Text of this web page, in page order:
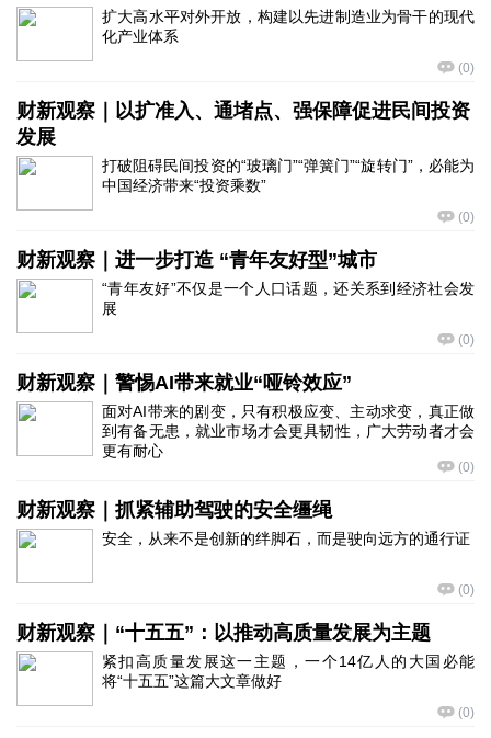
扩大高水平对外开放，构建以先进制造业为骨干的现代
化产业体系
(0)
财新观察｜以扩准入、通堵点、强保障促进民间投资
发展
打破阻碍民间投资的“玻璃门”“弹簧门”“旋转门”，必能为
中国经济带来“投资乘数”
(0)
财新观察｜进一步打造 “青年友好型”城市
“青年友好”不仅是一个人口话题，还关系到经济社会发
展
(0)
财新观察｜警惕AI带来就业“哑铃效应”
面对AI带来的剧变，只有积极应变、主动求变，真正做
到有备无患，就业市场才会更具韧性，广大劳动者才会
更有耐心
(0)
财新观察｜抓紧辅助驾驶的安全缰绳
安全，从来不是创新的绊脚石，而是驶向远方的通行证
(0)
财新观察｜“十五五”：以推动高质量发展为主题
紧扣高质量发展这一主题，一个14亿人的大国必能
将“十五五”这篇大文章做好
(0)